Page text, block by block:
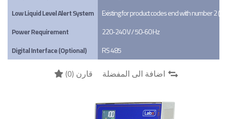
Low Liquid Level Alert System
Existing for product codes end with number 2
Power Requirement
220-240 V / 50-60 Hz
Digital Interface (Optional)
RS 485
قارن (0
) اضافة الى المفضلة